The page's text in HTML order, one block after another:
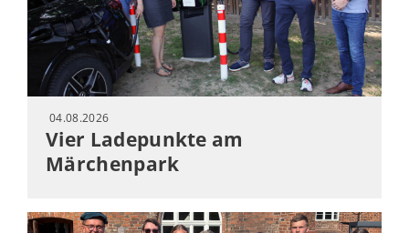
04.08.2026
Vier Ladepunkte am
Märchenpark